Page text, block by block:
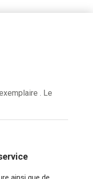
. Le